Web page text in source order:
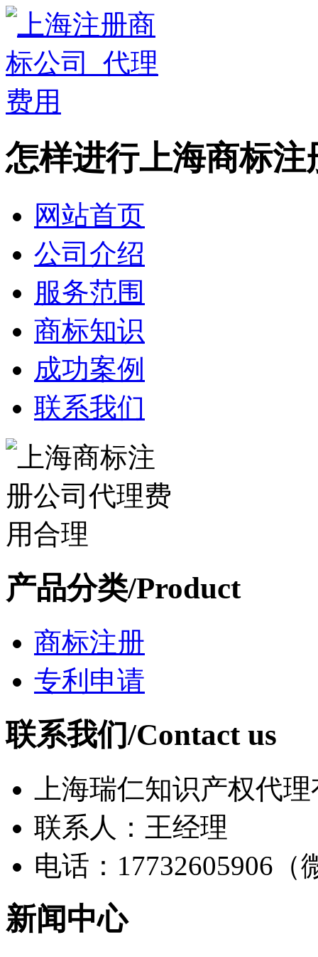
怎样进行上海商标注
网站首页
公司介绍
服务范围
商标知识
成功案例
联系我们
产品分类/Product
商标注册
专利申请
联系我们/Contact us
上海瑞仁知识产权代
联系人：王经理
电话：17732605906（
新闻中心